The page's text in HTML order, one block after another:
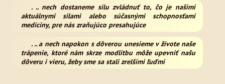
. .. nech dostaneme silu zvládnuť to, čo je našimi
aktuálnymi silami alebo súčasnými schopnosťami
medicíny, pre nás zraňujúco presahujúce
. .. a nech napokon s dôverou unesieme v živote naše
trápenie, ktoré nám skrze modlitbu môže upevniť našu
dôveru i vieru, žeby sme sa stali zrelšími ľuďmi